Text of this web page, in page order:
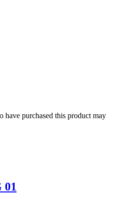
have purchased this product may
01